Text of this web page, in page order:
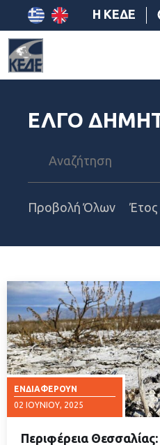
Η ΚΕΔΕ
ΕΛΓΟ
Προβολή Όλων Έτος
ΕΝΔΙΑΦΈΡΟΥΝ
02 ΙΟΥΝΊΟΥ, 2025
Περιφέρεια